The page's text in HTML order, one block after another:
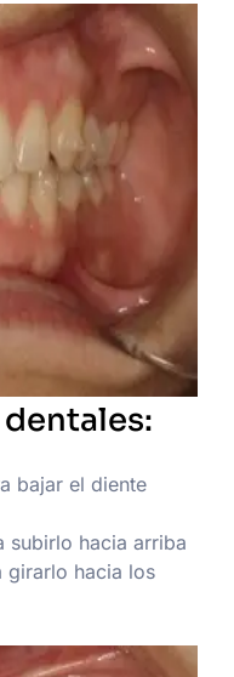
bajar el diente
subirlo hacia arriba
girarlo hacia los